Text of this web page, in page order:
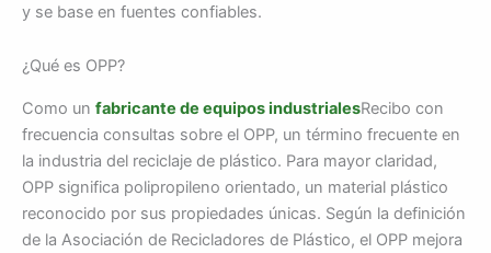
y se base en fuentes confiables.
¿Qué es OPP?
Como un fabricante de equipos industrialesRecibo con
frecuencia consultas sobre el OPP, un término frecuente en
la industria del reciclaje de plástico. Para mayor claridad,
OPP significa polipropileno orientado, un material plástico
reconocido por sus propiedades únicas. Según la definición
de la Asociación de Recicladores de Plástico, el OPP mejora